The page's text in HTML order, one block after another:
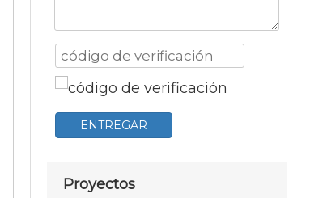
ENTREGAR
Proyectos